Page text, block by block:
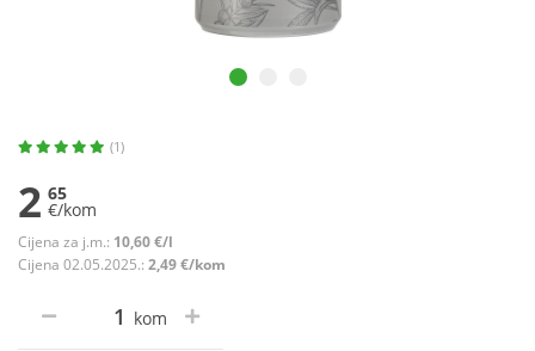
(1)
2 65
€/kom
Cijena za j.m.: 10,60 €/l
Cijena 02.05.2025.: 2,49 €/kom
kom